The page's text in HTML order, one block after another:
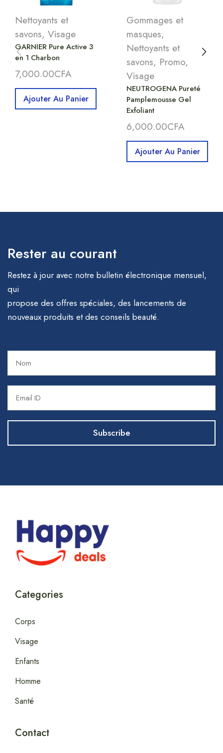
Nettoyants et
savons, Visage
GARNIER Pure Active 3
en 1 Charbon
7,000.00CFA
Ajouter Au Panier
Gommages et
masques,
Nettoyants et
savons, Promo,
Visage
NEUTROGENA Pureté
Pamplemousse Gel
Exfoliant
6,000.00CFA
Ajouter Au Panier
Rester au courant
Restez à jour avec notre bulletin électronique mensuel,
qui
propose des offres spéciales, des lancements de
nouveaux produits et des conseils beauté.
Categories
Corps
Visage
Enfants
Homme
Santé
Contact